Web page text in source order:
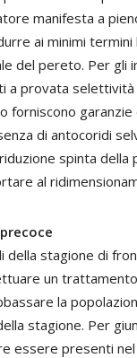
manifesta a
ai minimi
del pereto. Per gli
a provata
forniscono
di antocoridi
spinta
al
della stagione di
un
la
stagione. Per
essere presenti